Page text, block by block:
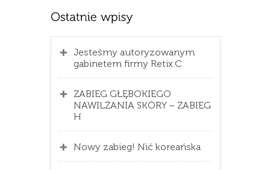
Jesteśmy autoryzowanym
gabinetem firmy Retix.C
ZABIEG GŁĘBOKIEGO
NAWILŻANIA SKÓRY – ZABIEG
H
Nowy zabieg! Nić koreańska